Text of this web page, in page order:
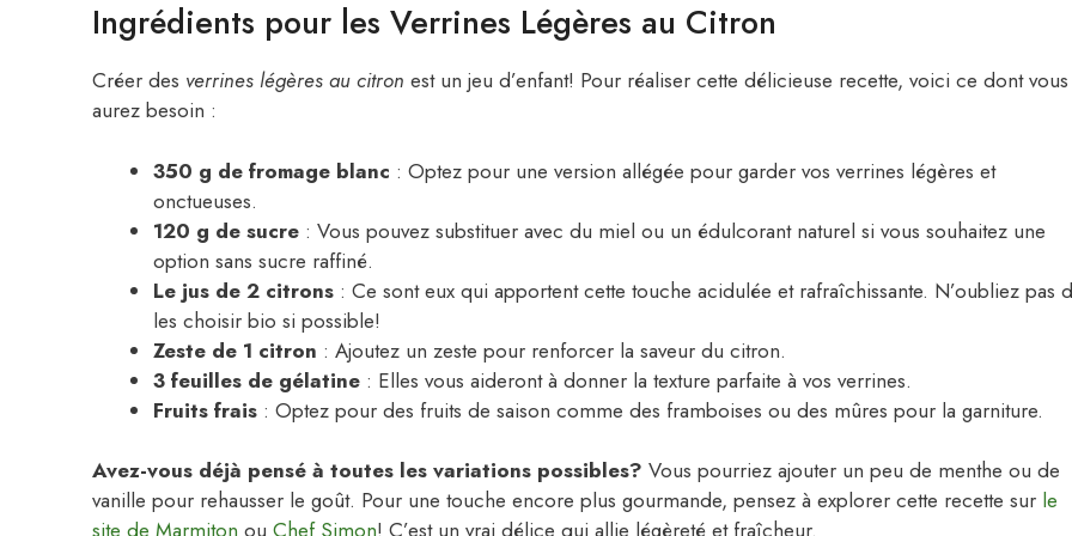
Ingrédients pour les Verrines Légères au Citron
Créer des verrines légères au citron est un jeu d’enfant! Pour réaliser cette délicieuse recette, voici ce dont vous
aurez besoin :
350 g de fromage blanc : Optez pour une version allégée pour garder vos verrines légères et
onctueuses.
120 g de sucre : Vous pouvez substituer avec du miel ou un édulcorant naturel si vous souhaitez une
option sans sucre raffiné.
Le jus de 2 citrons : Ce sont eux qui apportent cette touche acidulée et rafraîchissante. N’oubliez pas
les choisir bio si possible!
Zeste de 1 citron : Ajoutez un zeste pour renforcer la saveur du citron.
3 feuilles de gélatine : Elles vous aideront à donner la texture parfaite à vos verrines.
Fruits frais : Optez pour des fruits de saison comme des framboises ou des mûres pour la garniture.
Avez-vous déjà pensé à toutes les variations possibles? Vous pourriez ajouter un peu de menthe ou de
vanille pour rehausser le goût. Pour une touche encore plus gourmande, pensez à explorer cette recette sur le